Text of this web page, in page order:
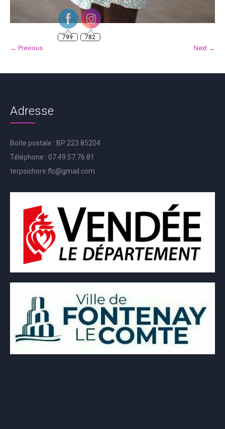
← Previous Next →
Adresse
Boite postale : BP 223 85204
Téléphone : 07.49.57.76.81
terpsichore.flc@gmail.com
799 782